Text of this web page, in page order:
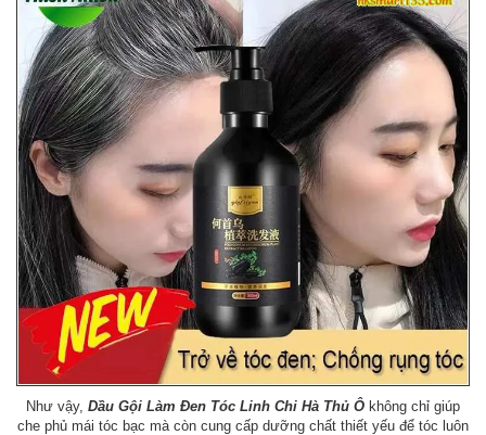
Như vậy, Dầu Gội Làm Đen Tóc Linh Chi Hà Thủ Ô không chỉ giúp
che phủ mái tóc bạc mà còn cung cấp dưỡng chất thiết yếu để tóc luôn